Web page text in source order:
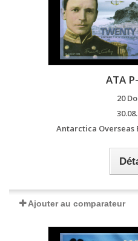
ATA
20
Antarctica Overseas
Ajouter au comparateur